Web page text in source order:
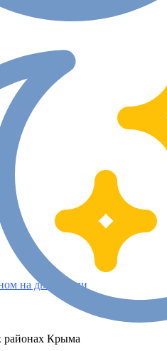
на две недели
районах Крыма